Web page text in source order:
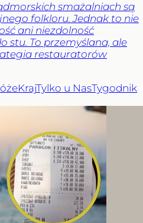
smażalniach są
folkloru. Jednak to nie
ani niezdolność
stu. To przemyślana, ale
restauratorów
KrajTylko u NasTygodnik